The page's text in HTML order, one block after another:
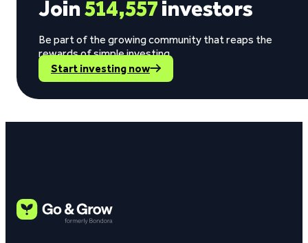
Join514,557investors
Be part of the growing community that reaps the
rewards of simple investing.
Start investing now